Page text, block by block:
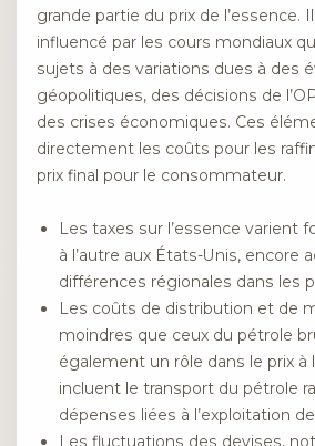
grande partie du prix de l’essence.
influencé par les cours mondiaux
sujets à des variations dues à des
géopolitiques, des décisions de
des crises économiques. Ces
directement les coûts pour les
prix final pour le consommateur.
Les taxes sur l’essence varient
à l’autre aux États-Unis, encore
différences régionales dans les
Les coûts de distribution et de
moindres que ceux du pétrole
également un rôle dans le prix à
incluent le transport du pétrole
dépenses liées à l’exploitation
Les fluctuations des devises,